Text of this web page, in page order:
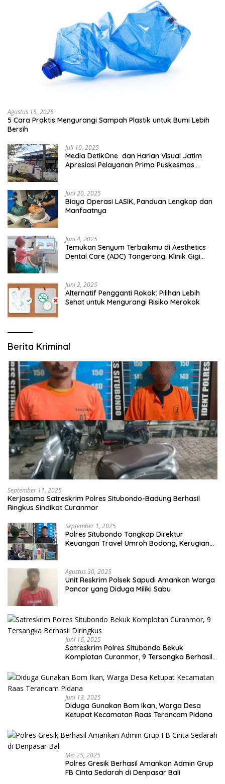
Agustus 15, 2025
5 Cara Praktis Mengurangi Sampah Plastik untuk Bumi Lebih
Bersih
Juli 10, 2025
Media DetikOne dan Harian Visual Jatim
Apresiasi Pelayanan Prima Puskesmas
Juni 20, 2025
Biaya Operasi LASIK, Panduan Lengkap dan
Manfaatnya
Juni 4, 2025
Temukan Senyum Terbaikmu di Aesthetics
Dental Care (ADC) Tangerang: Klinik Gigi
Juni 2, 2025
Alternatif Pengganti Rokok: Pilihan Lebih
Sehat untuk Mengurangi Risiko Merokok
Berita Kriminal
September 11, 2025
Kerjasama Satreskrim Polres Situbondo-Badung Berhasil
Ringkus Sindikat Curanmor
September 1, 2025
Polres Situbondo Tangkap Direktur
Keuangan Travel Umroh Bodong, Kerugian
Agustus 30, 2025
Unit Reskrim Polsek Sapudi Amankan Warga
Pancor yang Diduga Miliki Sabu
Juni 16, 2025
Satreskrim Polres Situbondo Bekuk
Komplotan Curanmor, 9 Tersangka Berhasil
Juni 13, 2025
Diduga Gunakan Bom Ikan, Warga Desa
Ketupat Kecamatan Raas Terancam Pidana
Mei 25, 2025
Polres Gresik Berhasil Amankan Admin Grup
FB Cinta Sedarah di Denpasar Bali